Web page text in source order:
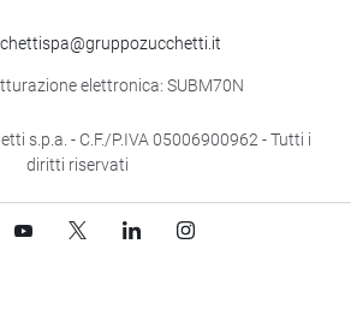
s.p.a. - C.F./P.IVA 05006900962 - Tutti i
diritti riservati
elettronica: SUBM70N